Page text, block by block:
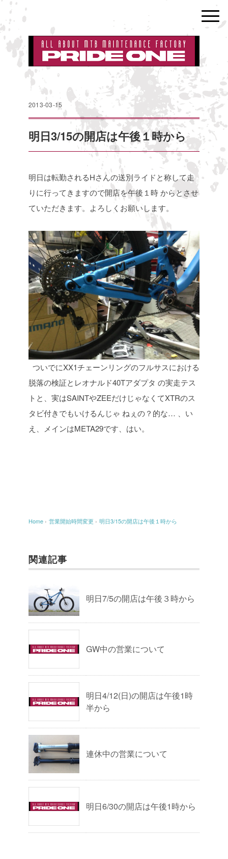
2013-03-15
明日3/15の開店は午後１時から
明日は転勤されるHさんの送別ライドと称して走
りに行ってきますので開店を午後１時からとさせ
ていただきます。よろしくお願いします。
ついでにXX1チェーンリングのフルサスにおける
脱落の検証とレオナルド40Tアダプタ の実走テス
トと、実はSAINTやZEEだけじゃなくてXTRのス
タビ付きでもいけるんじゃ ねぇの？的な… 、い
え、メインはMETA29です、はい。
Home › 営業開始時間変更 › 明日3/15の開店は午後１時から
関連記事
明日7/5の開店は午後３時から
GW中の営業について
明日4/12(日)の開店は午後1時
半から
連休中の営業について
明日6/30の開店は午後1時から